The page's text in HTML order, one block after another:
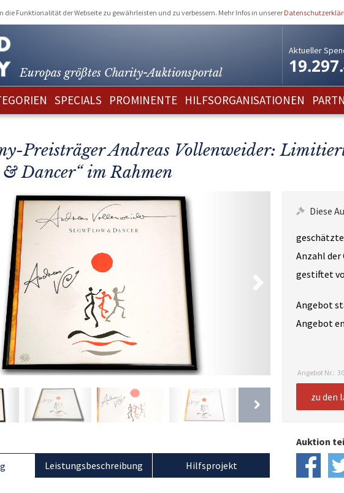
die Funktionalität der Webseite zu gewährleisten und zu verbessern. Mehr Infos in unserer
Europas größtes Charity-Auktionsportal
Aktueller
SPECIALS PROMINENTE HILFSORGANISATIONEN
Preisträger Andreas Vollenweider:
Dancer“ im Rahmen
Diese
Anzahl der
gestiftet
Angebot
Angebot
Angebot Nr.:
zu den
Leistungsbeschreibung Hilfsprojekt
Auktion